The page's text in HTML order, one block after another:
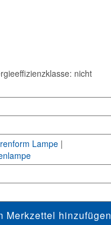
nicht
Lampe|
Merkzettel hinzufügen